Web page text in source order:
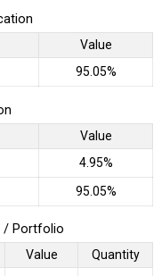
Value
95.05%
Value
4.95%
95.05%
/ Portfolio
Value
Quantity